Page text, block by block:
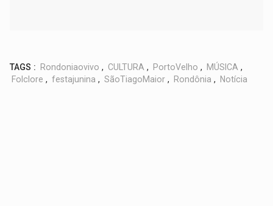
TAGS : Rondoniaovivo , CULTURA , PortoVelho , MÚSICA ,
Folclore , festajunina , SãoTiagoMaior , Rondônia , Notícia